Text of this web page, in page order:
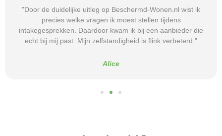
"Door de duidelijke uitleg op Beschermd-Wonen.nl wist ik
precies welke vragen ik moest stellen tijdens
intakegesprekken. Daardoor kwam ik bij een aanbieder die
echt bij mij past. Mijn zelfstandigheid is flink verbeterd."
Alice